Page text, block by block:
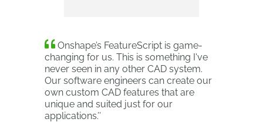
Onshape’s FeatureScript is game-
changing for us. This is something I've
never seen in any other CAD system.
Our software engineers can create our
own custom CAD features that are
unique and suited just for our
applications.’’